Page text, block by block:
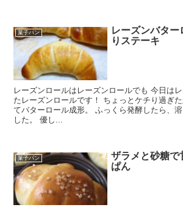
菓子パン
レーズンバタ
りステーキ
レーズンロールはレーズンロールでも 今日は
たレーズンロールです！ ちょっとケチり過ぎ
てバターロール成形。 ふっくら発酵したら、
した。 優し...
菓子パン
ザラメと砂糖で
ぱん